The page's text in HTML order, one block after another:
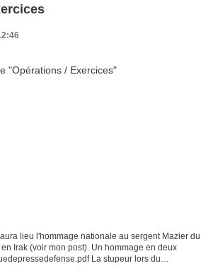
lieu l'hommage nationale au sergent Mazier du
Irak (voir mon post). Un hommage en deux